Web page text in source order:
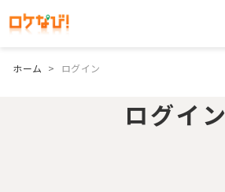
ホーム > ログイン
ログイン